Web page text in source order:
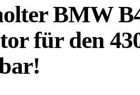
BMW
für den